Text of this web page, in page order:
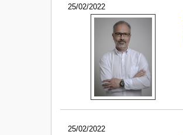
25/02/2022
25/02/2022